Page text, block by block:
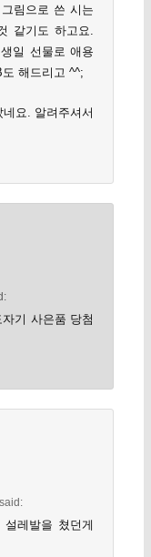
림으로 쓴 시는
같기도 하고요.
일 선물로 애용
해드리고 ^^;
요. 알려주셔서
기 사은품 당첨
said:
레발을 쳤던게